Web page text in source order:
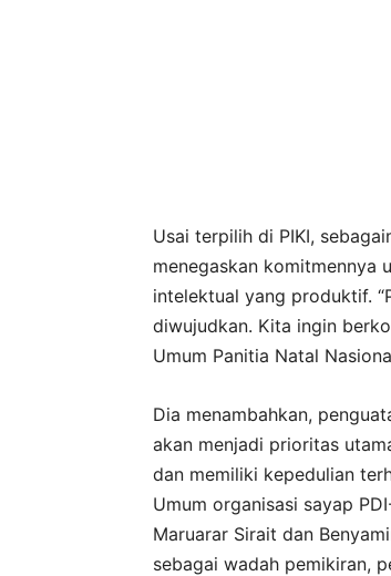
Usai terpilih di PIKI,
menegaskan komitmennya
intelektual yang produktif.
diwujudkan. Kita ingin
Umum Panitia Natal
Dia menambahkan,
akan menjadi prioritas
dan memiliki kepedulian
Umum organisasi sayap
Maruarar Sirait dan
sebagai wadah pemikiran,